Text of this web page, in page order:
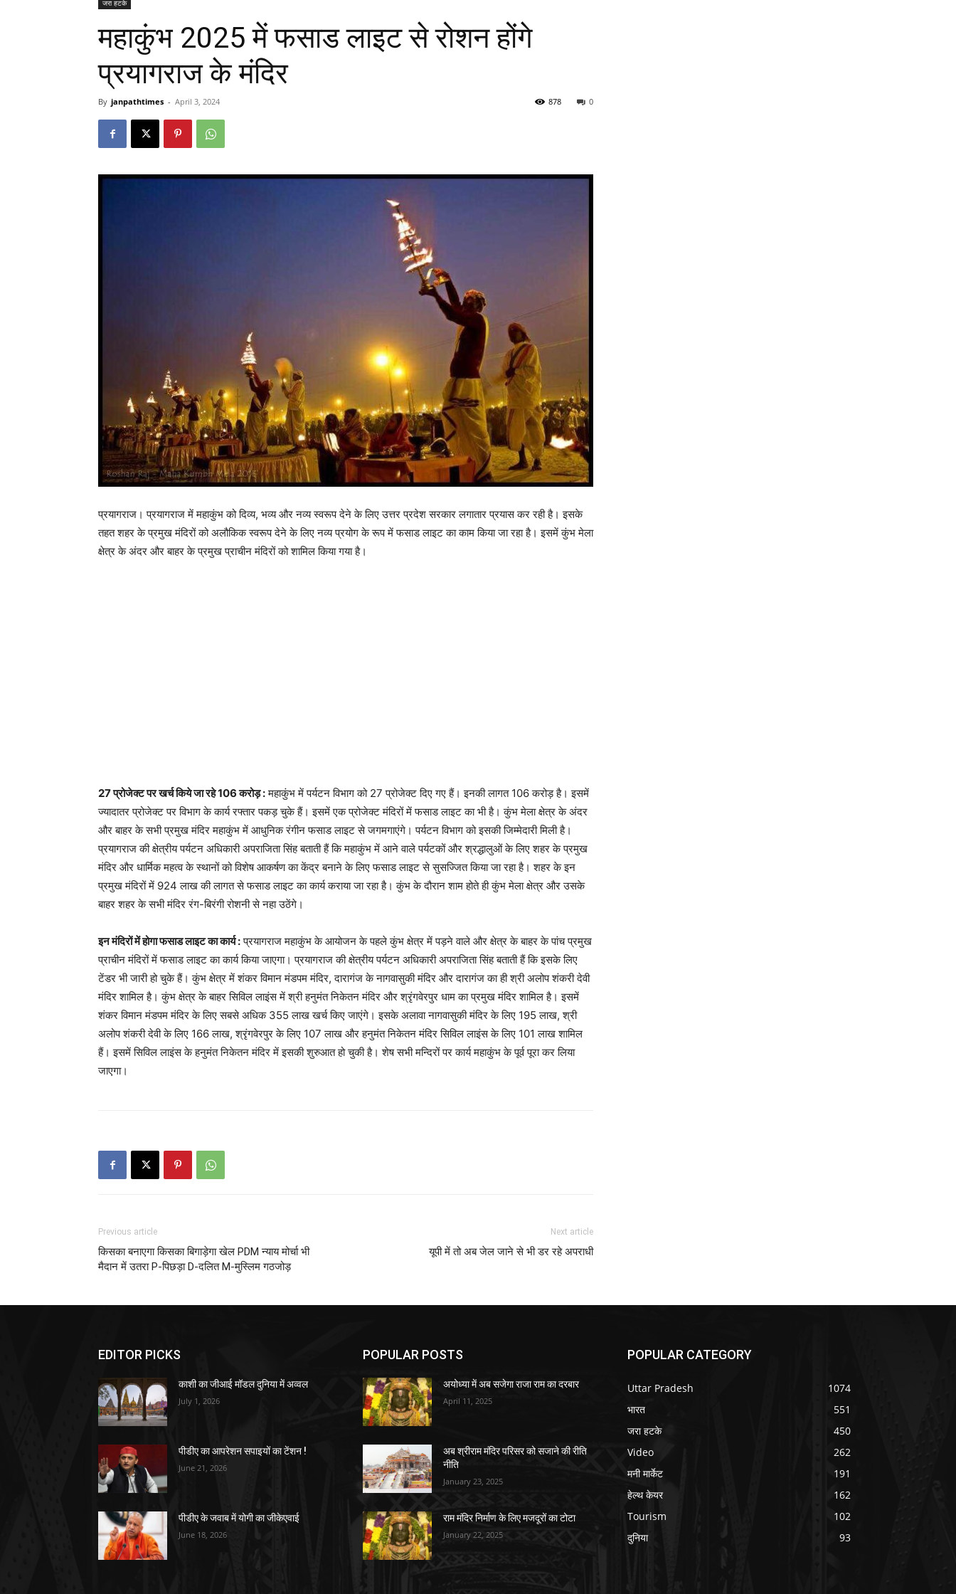
जरा हटके
महाकुंभ 2025 में फसाड लाइट से रोशन होंगे
प्रयागराज के मंदिर
By janpathtimes - April 3, 2024 0
878
प्रयागराज। प्रयागराज में महाकुंभ को दिव्य, भव्य और नव्य स्वरूप देने के लिए उत्तर प्रदेश सरकार लगातार प्रयास कर रही है। इसके
तहत शहर के प्रमुख मंदिरों को अलौकिक स्वरूप देने के लिए नव्य प्रयोग के रूप में फसाड लाइट का काम किया जा रहा है। इसमें कुंभ मेला
क्षेत्र के अंदर और बाहर के प्रमुख प्राचीन मंदिरों को शामिल किया गया है।
27 प्रोजेक्ट पर खर्च किये जा रहे 106 करोड़ :महाकुंभ में पर्यटन विभाग को 27 प्रोजेक्ट दिए गए हैं। इनकी लागत 106 करोड़ है। इसमें
ज्यादातर प्रोजेक्ट पर विभाग के कार्य रफ्तार पकड़ चुके हैं। इसमें एक प्रोजेक्ट मंदिरों में फसाड लाइट का भी है। कुंभ मेला क्षेत्र के अंदर
और बाहर के सभी प्रमुख मंदिर महाकुंभ में आधुनिक रंगीन फसाड लाइट से जगमगाएंगे। पर्यटन विभाग को इसकी जिम्मेदारी मिली है।
प्रयागराज की क्षेत्रीय पर्यटन अधिकारी अपराजिता सिंह बताती हैं कि महाकुंभ में आने वाले पर्यटकों और श्रद्धालुओं के लिए शहर के प्रमुख
मंदिर और धार्मिक महत्व के स्थानों को विशेष आकर्षण का केंद्र बनाने के लिए फसाड लाइट से सुसज्जित किया जा रहा है। शहर के इन
प्रमुख मंदिरों में 924 लाख की लागत से फसाड लाइट का कार्य कराया जा रहा है। कुंभ के दौरान शाम होते ही कुंभ मेला क्षेत्र और उसके
बाहर शहर के सभी मंदिर रंग-बिरंगी रोशनी से नहा उठेंगे।
इन मंदिरों में होगा फसाड लाइट का कार्य :प्रयागराज महाकुंभ के आयोजन के पहले कुंभ क्षेत्र में पड़ने वाले और क्षेत्र के बाहर के पांच प्रमुख
प्राचीन मंदिरों में फसाड लाइट का कार्य किया जाएगा। प्रयागराज की क्षेत्रीय पर्यटन अधिकारी अपराजिता सिंह बताती हैं कि इसके लिए
टेंडर भी जारी हो चुके हैं। कुंभ क्षेत्र में शंकर विमान मंडपम मंदिर, दारागंज के नागवासुकी मंदिर और दारागंज का ही श्री अलोप शंकरी देवी
मंदिर शामिल है। कुंभ क्षेत्र के बाहर सिविल लाइंस में श्री हनुमंत निकेतन मंदिर और श्रृंगवेरपुर धाम का प्रमुख मंदिर शामिल है। इसमें
शंकर विमान मंडपम मंदिर के लिए सबसे अधिक 355 लाख खर्च किए जाएंगे। इसके अलावा नागवासुकी मंदिर के लिए 195 लाख, श्री
अलोप शंकरी देवी के लिए 166 लाख, श्रृंगवेरपुर के लिए 107 लाख और हनुमंत निकेतन मंदिर सिविल लाइंस के लिए 101 लाख शामिल
हैं। इसमें सिविल लाइंस के हनुमंत निकेतन मंदिर में इसकी शुरुआत हो चुकी है। शेष सभी मन्दिरों पर कार्य महाकुंभ के पूर्व पूरा कर लिया
जाएगा।
Previous article
किसका बनाएगा किसका बिगाड़ेगा खेल PDM न्याय मोर्चा भी
मैदान में उतरा P-पिछड़ा D-दलित M-मुस्लिम गठजोड़
Next article
यूपी में तो अब जेल जाने से भी डर रहे अपराधी
EDITOR PICKS
काशी का जीआई मॉडल दुनिया में अव्वल
July 1, 2026
पीडीए का आपरेशन सपाइयों का टेंशन !
June 21, 2026
पीडीए के जवाब में योगी का जीकेएवाई
June 18, 2026
POPULAR POSTS
अयोध्या में अब सजेगा राजा राम का दरबार
April 11, 2025
अब श्रीराम मंदिर परिसर को सजाने की रीति
नीति
January 23, 2025
राम मंदिर निर्माण के लिए मजदूरों का टोटा
January 22, 2025
POPULAR CATEGORY
Uttar Pradesh
1074
भारत
551
जरा हटके
450
Video
262
मनी मार्केट
191
हेल्थ केयर
162
Tourism
102
दुनिया
93